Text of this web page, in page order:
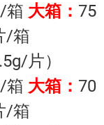
箱 大箱： 75
/箱
片）
箱 大箱： 70
/箱